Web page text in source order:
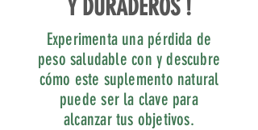
Y DURADEROS !
Experimenta una pérdida de
peso saludable con y descubre
cómo este suplemento natural
puede ser la clave para
alcanzar tus objetivos.